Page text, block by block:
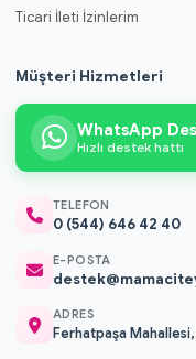
Ticari İleti İzinlerim
Müşteri Hizmetleri
WhatsApp
Hızlı destek hattı
TELEFON
0 (544) 646 42 40
E-POSTA
ADRES
Ferhatpaşa